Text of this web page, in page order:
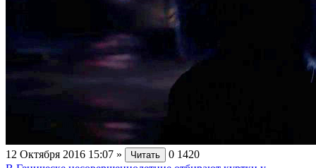
12 Октября 2016 15:07 » Читать 0 1420